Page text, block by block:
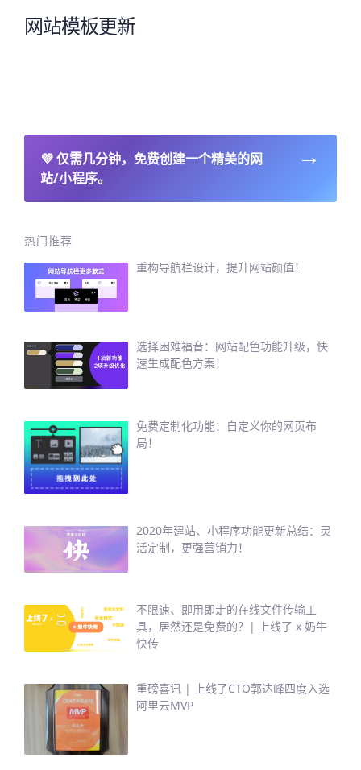
网站模板更新
💜仅需几分钟，免费创建一个精美的网
站/小程序。
→
热门推荐
重构导航栏设计，提升网站颜值！
选择困难福音：网站配色功能升级，快
速生成配色方案！
免费定制化功能：自定义你的网页布
局！
2020年建站、小程序功能更新总结：灵
活定制，更强营销力！
不限速、即用即走的在线文件传输工
具，居然还是免费的？| 上线了 x 奶牛
快传
重磅喜讯 | 上线了CTO郭达峰四度入选
阿里云MVP